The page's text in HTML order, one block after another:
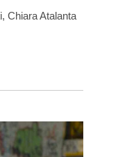
Chiara Atalanta